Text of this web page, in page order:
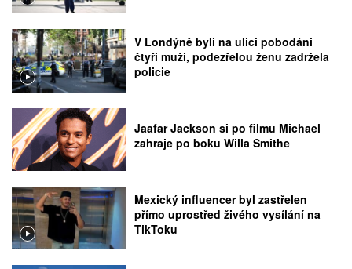
V Londýně byli na ulici pobodáni
čtyři muži, podezřelou ženu zadržela
policie
Jaafar Jackson si po filmu Michael
zahraje po boku Willa Smithe
Mexický influencer byl zastřelen
přímo uprostřed živého vysílání na
TikToku